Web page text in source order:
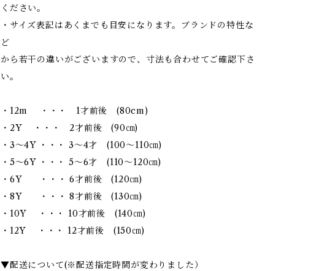
ください。
・サイズ表記はあくまでも目安になります。ブランドの特性な
ど
から若干の違いがございますので、寸法も合わせてご確認下さ
い。
・12m ・・・ 1才前後 (80cm)
・2Y ・・・ 2才前後 (90㎝)
・3～4Y ・・・ 3～4才 (100～110㎝)
・5～6Y ・・・ 5～6才 (110～120㎝)
・6Y ・・・ 6才前後 (120㎝)
・8Y ・・・ 8才前後 (130㎝)
・10Y ・・・ 10才前後 (140㎝)
・12Y ・・・ 12才前後 (150㎝)
▼配送について(※配送指定時間が変わりました）